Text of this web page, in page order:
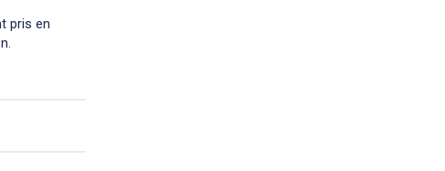
pris en